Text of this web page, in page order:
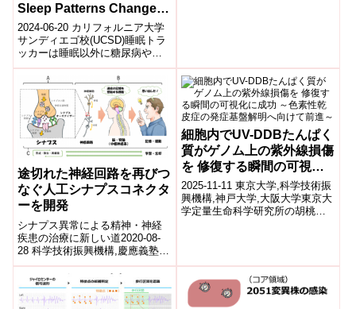
Sleep Patterns Change
Can Tell You About Your
Health)
2024-06-20 カリフォルニア大学
サンディエゴ校(UCSD)睡眠トラ
ッカーは睡眠以外に糖尿病や睡
眠時無呼吸症候群、COVID-19な
どの慢性疾患の情報を提...
途切れた神経回路を再びつ
なぐ人工シナプスコネクタ
ーを開発
シナプス異常による精神・神経
疾患の治療に新しい道2020-08-
28 科学技術振興機構,慶應義塾大
学,愛知医科大学ポイント さまざ
まな精神・神経疾患は、神経細
胞...
細胞内でUV-DDBたんぱく
質がゲノム上の紫外線損傷
を 修復する瞬間の可視化
に成功 ～色素性乾皮症の
発症基盤解明へ向けて前進
～
2025-11-11 東京大学,科学技術振
興機構,神戸大学,大阪大学東京大
学定量生命科学研究所の胡桃坂